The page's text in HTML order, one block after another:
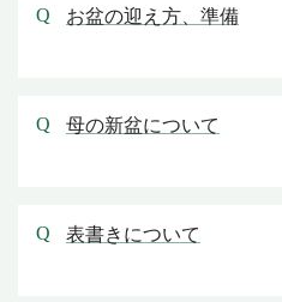
お盆の迎え方、準備
母の新盆について
表書きについて